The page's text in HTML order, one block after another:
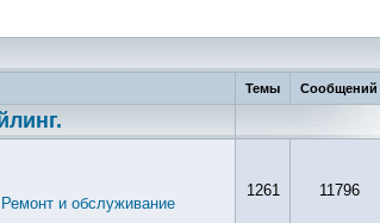
Темы Сообщений
Ремонт и обслуживание
1261 11796